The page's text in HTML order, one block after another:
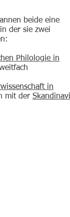
beide eine
der sie zwei
Philologie in
in
mit der